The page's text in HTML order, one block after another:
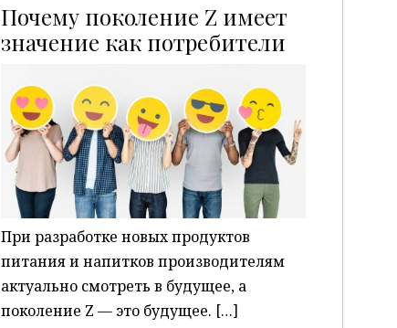
Почему поколение Z имеет
значение как потребители
P
При разработке новых продуктов
питания и напитков производителям
актуально смотреть в будущее, а
поколение Z — это будущее. […]